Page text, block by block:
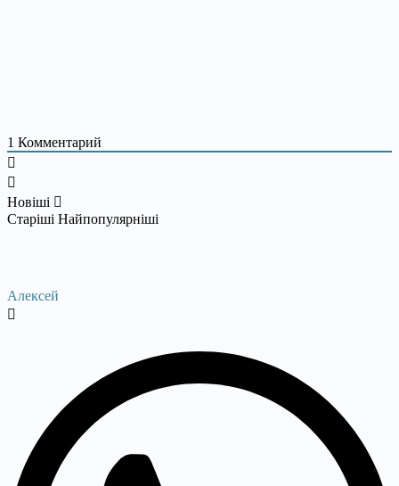
1 Комментарий
Новіші
Старіші Найпопулярніші
Алексей